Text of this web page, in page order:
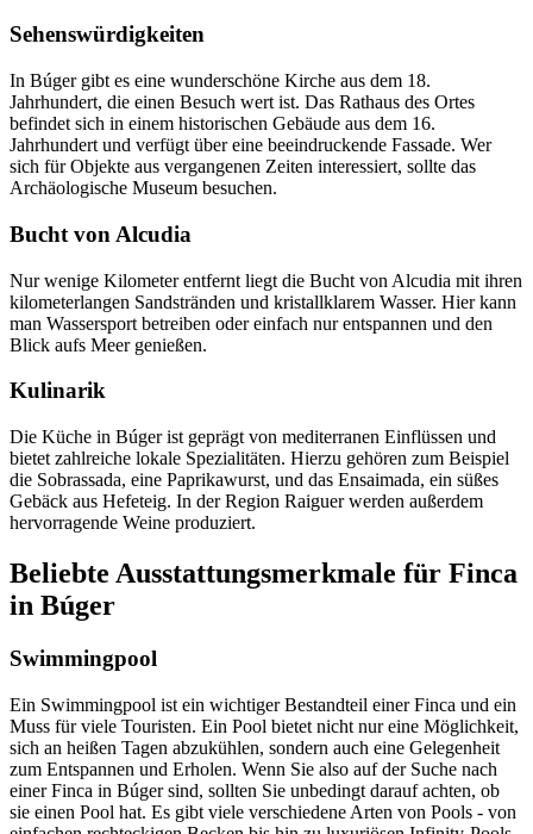
Sehenswürdigkeiten
In Búger gibt es eine wunderschöne Kirche aus dem 18.
Jahrhundert, die einen Besuch wert ist. Das Rathaus des Ortes
befindet sich in einem historischen Gebäude aus dem 16.
Jahrhundert und verfügt über eine beeindruckende Fassade. Wer
sich für Objekte aus vergangenen Zeiten interessiert, sollte das
Archäologische Museum besuchen.
Bucht von Alcudia
Nur wenige Kilometer entfernt liegt die Bucht von Alcudia mit ihren
kilometerlangen Sandstränden und kristallklarem Wasser. Hier kann
man Wassersport betreiben oder einfach nur entspannen und den
Blick aufs Meer genießen.
Kulinarik
Die Küche in Búger ist geprägt von mediterranen Einflüssen und
bietet zahlreiche lokale Spezialitäten. Hierzu gehören zum Beispiel
die Sobrassada, eine Paprikawurst, und das Ensaimada, ein süßes
Gebäck aus Hefeteig. In der Region Raiguer werden außerdem
hervorragende Weine produziert.
Beliebte Ausstattungsmerkmale für Finca
in Búger
Swimmingpool
Ein Swimmingpool ist ein wichtiger Bestandteil einer Finca und ein
Muss für viele Touristen. Ein Pool bietet nicht nur eine Möglichkeit,
sich an heißen Tagen abzukühlen, sondern auch eine Gelegenheit
zum Entspannen und Erholen. Wenn Sie also auf der Suche nach
einer Finca in Búger sind, sollten Sie unbedingt darauf achten, ob
sie einen Pool hat. Es gibt viele verschiedene Arten von Pools - von